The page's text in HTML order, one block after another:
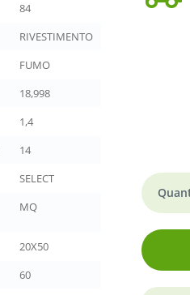
84
RIVESTIMENTO
FUMO
18,998
1,4
14
SELECT
MQ
20X50
60